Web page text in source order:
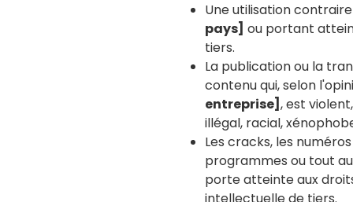
Une utilisation
pays] ou portant
tiers.
La publication ou la
contenu qui, selon
entreprise] , est
illégal, racial,
Les cracks, les
programmes ou tout
porte atteinte aux